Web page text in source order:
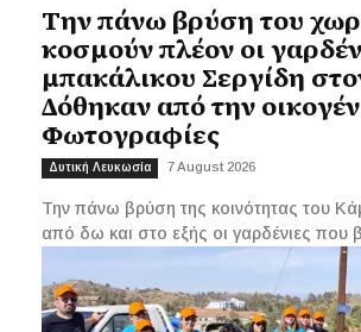
Την πάνω βρύση του
κοσμούν πλέον οι
μπακάλικου Σεργίδη
Δόθηκαν από την
Φωτογραφίες
Δυτική Λευκωσία 7 August 2026
Την πάνω βρύση της κοινότητας του
από δω και στο εξής οι γαρδένιες που